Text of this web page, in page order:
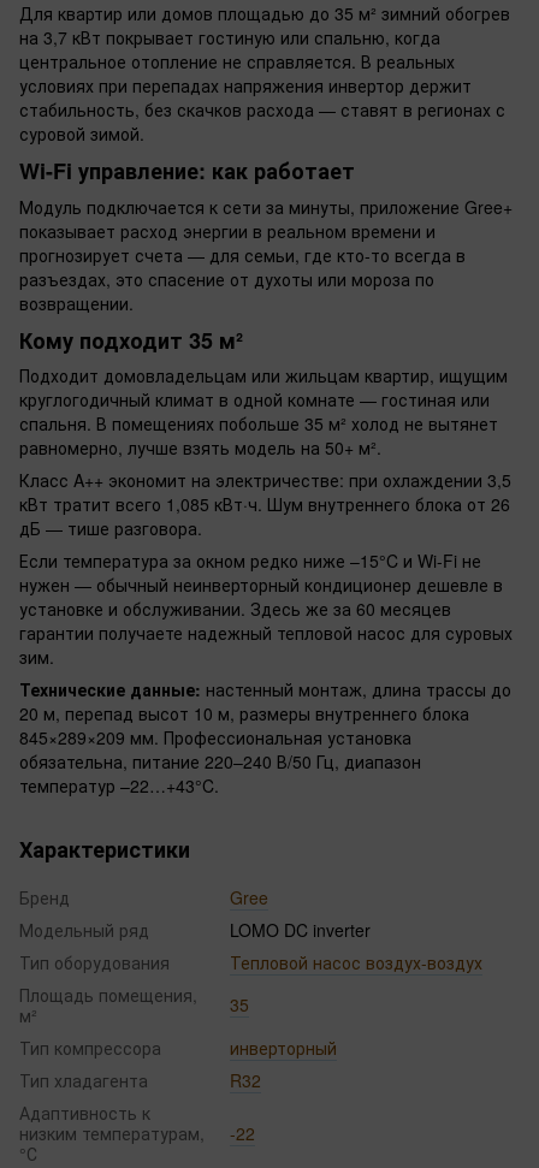
Для квартир или домов площадью до 35 м² зимний обогрев
на 3,7 кВт покрывает гостиную или спальню, когда
центральное отопление не справляется. В реальных
условиях при перепадах напряжения инвертор держит
стабильность, без скачков расхода — ставят в регионах с
суровой зимой.
Wi-Fi управление: как работает
Модуль подключается к сети за минуты, приложение Gree+
показывает расход энергии в реальном времени и
прогнозирует счета — для семьи, где кто-то всегда в
разъездах, это спасение от духоты или мороза по
возвращении.
Кому подходит 35 м²
Подходит домовладельцам или жильцам квартир, ищущим
круглогодичный климат в одной комнате — гостиная или
спальня. В помещениях побольше 35 м² холод не вытянет
равномерно, лучше взять модель на 50+ м².
Класс A++ экономит на электричестве: при охлаждении 3,5
кВт тратит всего 1,085 кВт·ч. Шум внутреннего блока от 26
дБ — тише разговора.
Если температура за окном редко ниже –15°C и Wi-Fi не
нужен — обычный неинверторный кондиционер дешевле в
установке и обслуживании. Здесь же за 60 месяцев
гарантии получаете надежный тепловой насос для суровых
зим.
Технические данные: настенный монтаж, длина трассы до
20 м, перепад высот 10 м, размеры внутреннего блока
845×289×209 мм. Профессиональная установка
обязательна, питание 220–240 В/50 Гц, диапазон
температур –22…+43°C.
Характеристики
Бренд
Gree
Модельный ряд
LOMO DC inverter
Тип оборудования
Тепловой насос воздух-воздух
Площадь помещения,
м²
35
Тип компрессора
инверторный
Тип хладагента
R32
Адаптивность к
низким температурам,
°С
-22